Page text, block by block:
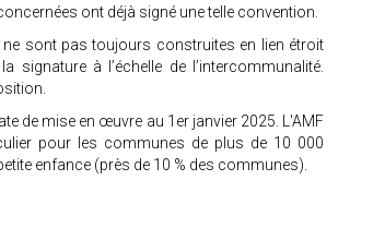
ont déjà signé une telle convention.
ne sont pas toujours construites en lien étroit
à l’échelle de l’intercommunalité.
de mise en œuvre au 1er janvier 2025. L'AMF
pour les communes de plus de 10 000
enfance (près de 10 % des communes).